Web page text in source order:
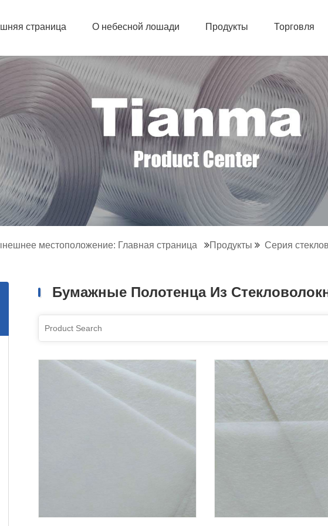
страница О небесной лошади Продукты Торговля
местоположение: Главная страница Продукты Серия
Бумажные Полотенца Из